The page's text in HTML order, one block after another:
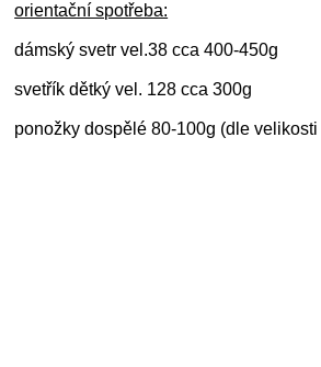
orientační spotřeba:
dámský svetr vel.38 cca 400-450g
svetřík dětký vel. 128 cca 300g
ponožky dospělé 80-100g (dle